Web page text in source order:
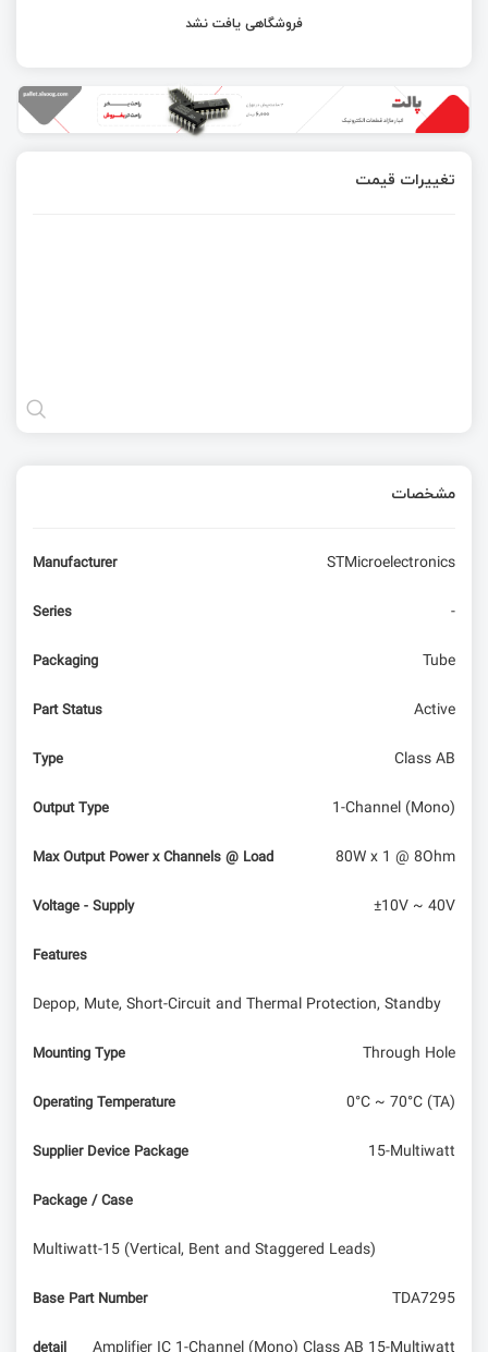
فروشگاهی یافت نشد
تغییرات قیمت
مشخصات
Manufacturer STMicroelectronics
Series -
Packaging Tube
Part Status Active
Type Class AB
Output Type 1-Channel (Mono)
Max Output Power x Channels @ Load 80W x 1 @ 8Ohm
Voltage - Supply ±10V ~ 40V
Features
Depop, Mute, Short-Circuit and Thermal Protection, Standby
Mounting Type Through Hole
Operating Temperature 0°C ~ 70°C (TA)
Supplier Device Package 15-Multiwatt
Package / Case
Multiwatt-15 (Vertical, Bent and Staggered Leads)
Base Part Number TDA7295